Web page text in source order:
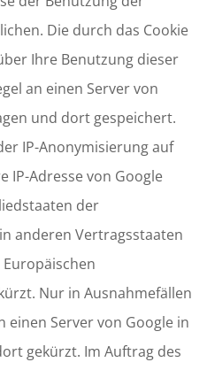
Die durch das Cookie
Ihre Benutzung dieser
an einen Server von
und dort gespeichert.
IP-Anonymisierung auf
IP-Adresse von Google
der
anderen Vertragsstaaten
Nur in Ausnahmefällen
einen Server von Google in
gekürzt. Im Auftrag des